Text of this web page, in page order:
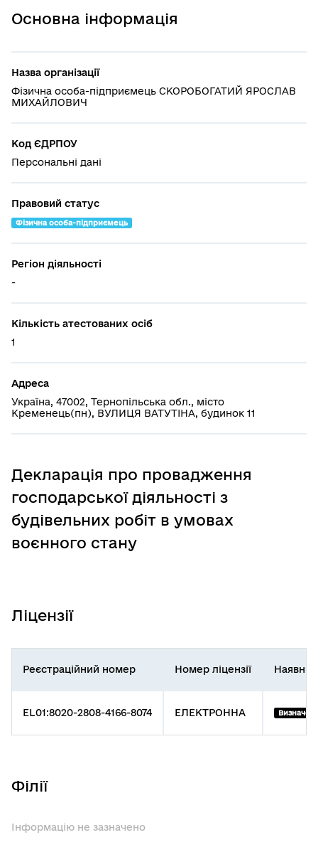
Основна інформація
Назва організації
Фізична особа-підприємець СКОРОБОГАТИЙ ЯРОСЛАВ
МИХАЙЛОВИЧ
Код ЄДРПОУ
Персональні дані
Правовий статус
Фізична особа-підприємець
Регіон діяльності
-
Кількість атестованих осіб
1
Адреса
Україна, 47002, Тернопільська обл., місто
Кременець(пн), ВУЛИЦЯ ВАТУТІНА, будинок 11
Декларація про провадження
господарської діяльності з
будівельних робіт в умовах
воєнного стану
Ліцензії
Реєстраційний номер Номер ліцензії
EL01:8020-2808-4166-8074 ЕЛЕКТРОННА
Філії
Інформацію не зазначено